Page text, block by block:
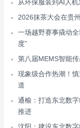
从环保服装到AI人
2026抹茶大会在贵
一场越野赛事撬动
度”
第八届MEMS智能
现象级合作热潮！
道
通榆：打造东北数
推进